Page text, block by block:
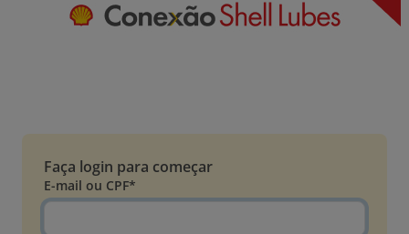
Faça login para começar
E-mail ou CPF*